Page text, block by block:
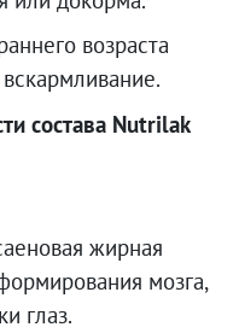
возраста
состава Nutrilak
жирная
мозга,
глаз.